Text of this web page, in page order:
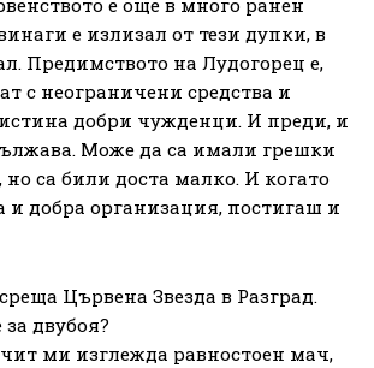
е излизал от тези дупки, в
Предимството на Лудогорец е,
с неограничени средства и
добри чужденци. И преди, и
Може да са имали грешки
но са били доста малко. И когато
и добра организация, постигаш и
Цървена Звезда в Разград.
двубоя?
ми изглежда равностоен мач,